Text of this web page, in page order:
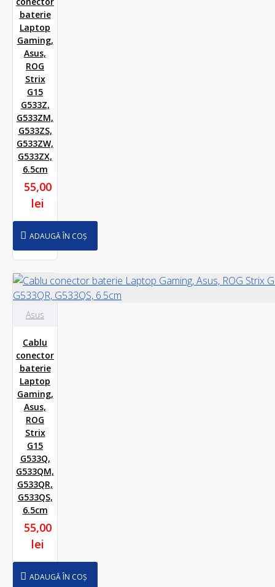
baterie
Laptop
Gaming,
Asus,
ROG
Strix
G15
G533Z,
G533ZM,
G533ZS,
G533ZW,
G533ZX,
6.5cm
55,00
lei
ADAUGĂ ÎN COȘ
Asus
Cablu
conector
baterie
Laptop
Gaming,
Asus,
ROG
Strix
G15
G533Q,
G533QM,
G533QR,
G533QS,
6.5cm
55,00
lei
ADAUGĂ ÎN COȘ